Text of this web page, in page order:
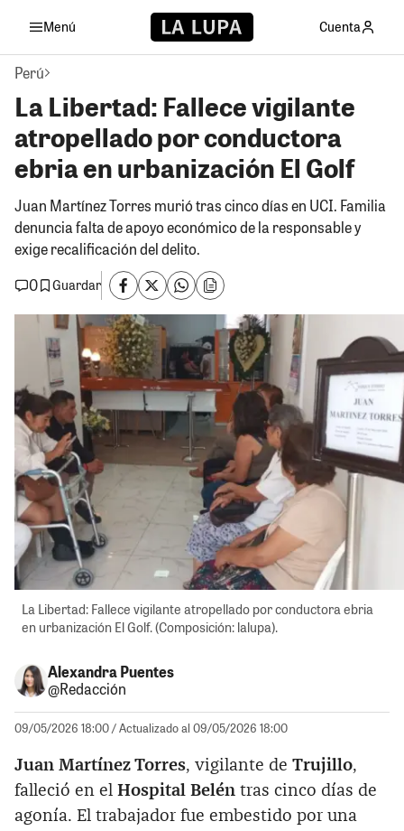
Menú Cuenta
Perú
La Libertad: Fallece vigilante
atropellado por conductora
ebria en urbanización El Golf
Juan Martínez Torres murió tras cinco días en UCI. Familia
denuncia falta de apoyo económico de la responsable y
exige recalificación del delito.
0
Guardar
La Libertad: Fallece vigilante atropellado por conductora ebria
en urbanización El Golf. (Composición: lalupa).
Alexandra Puentes
@Redacción
09/05/2026 18:00/ Actualizado al 09/05/2026 18:00
Juan Martínez Torres, vigilante de Trujillo,
falleció en el Hospital Belén tras cinco días de
agonía. El trabajador fue embestido por una